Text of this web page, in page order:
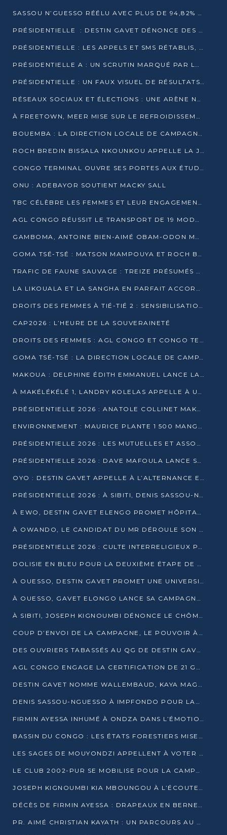
SASSOU N’GUESSO RÉÉLU AVEC PLUS DE 94,82% DES VOIX
PRÉSIDENTIELLE : DESTIN GAVET DÉNONCE DES IRRÉGULARITÉS ET REVENDIQUE LA VICTOIRE
PRÉSIDENTIELLE : LES APPELS ET SMS RÉTABLIS, INTERNET RESTE BLOQUÉ
PRÉSIDENTIELLE A : UN SCRUTIN MARQUÉ PAR LA COUPURE D’INTERNET ET UNE AFFLUENCE TIMIDE À BRAZZAVILLE
PRÉSIDENTIELLE : UN FAUX VISUEL DE RÉSULTATS CIRCULE
RÉSEAUX SOCIAUX ET ÉLECTIONS : UNE ARÈNE NUMÉRIQUE EN PLEINE MUTATION AU CONGO
À FREETOWN, MEER MISE SUR LE REFROIDISSEMENT PASSIF FACE À LA CHALEUR EXTRÊME
BOUEMBA : LA DIRECTION LOCALE DE CAMPAGNE DE DENIS SASSOU N’GUESSO MULTIPLIE LES ACTIVITÉS DE MOBILISATION
ROCH BREDIN BISSALA NKOUNKOU APPELLE LA JEUNESSE DE GOMA TSÉ-TSÉ À UN VOTE MASSIF POUR DENIS SASSOU NGUESSO
CONGO TERMINAL OUVRE SES PORTES AUX ÉTUDIANTS EN TRANSPORT ET LOGISTIQUE
ONU : ADEBAYOR SOUTIENT MACKY SALL
TBC CÉLÈBRE LES FEMMES ET LEUR ENGAGEMENT À L’OCCASION DU 8 MARS
AGL CONGO RÉUSSIT LE TRANSPORT DE 19 MODULES HORS GABARIT ENTRE POINTE-NOIRE ET BRAZZAVILLE
GAMBOMA, ANTOINE BIEN-AIMÉ OBAM-ODON MOBILISE LES 32 148 ÉLECTEURS EN FAVEUR DE DENIS SASSOU NGUESSO
GOMA TSÉ-TSÉ : MATSON MAMPOUYA ET ROCH BREDIN BISSALA NKOUNKOU EN CAMPAGNE DE PROXIMITÉ
TRAFIC DE FAUNE SAUVAGE : TREIZE PRÉSUMÉS TRAFIQUANTS INTERPELLÉS AU CONGO EN 2025
LA LIKOUALA ET LA SANGHA EN PARFAIT ACCORD AVEC LE PROJET DE SOCIÉTÉ DU CANDIDAT DENIS SASSOU-N’GUESSO
DROITS DES FEMMES À TIÉ-TIÉ 2 : SENSIBILISATION ET PÉDAGOGIE SUR LE DROIT DE VOTE
CAP2026 : L’HEURE DE LA SOUVERAINETÉ
DROITS DES FEMMES : AGL CONGO ET CONGO TERMINAL METTENT EN AVANT LE LEADERSHIP FÉMININ
GOMA TSÉ-TSÉ : LA DIRECTION LOCALE DE CAMPAGNE INTENSIFIE LA SENSIBILISATION DANS LES VILLAGES
MAKOUA : DELPHINE ÉDITH EMMANUEL LANCE LA CAMPAGNE POUR DENIS SASSOU-N’GUESSO
À MAKÉLÉKÉLÉ 1, LANDRY KOLELAS APPELLE À UNE MOBILISATION MASSIVE EN FAVEUR DE DENIS SASSOU-N’GUESSO
PRÉSIDENTIELLE 2026 : ANATOLE COLLINET MAKOSSO DÉFEND LE PROJET DE SOCIÉTÉ DE DENIS SASSOU NGUESSO
ENVIRONNEMENT : MAURICE PLANTE 1 500 MANGROVES POUR HONORER WANGARI MAATHAI
PRÉSIDENTIELLE 2026 : LES MUTUELLES ET ASSOCIATIONS S’IMPLIQUENT DANS LA CAMPAGNE ÉLECTORALE À TIÉ-TIÉ 2 (POINTE-NOIRE)
PRÉSIDENTIELLE 2026 : DAVE MAFOULA LANCE SA « VAGUE DU NOUVEAU DÉPART » À IMPFONDO
OYO : DESTIN GAVET APPELLE À L’ALTERNANCE ET À LA RESPONSABILITÉ DE LA JEUNESSE
PRÉSIDENTIELLE 2026 : À SIBITI, DENIS SASSOU-N’GUESSO PARIE SUR LES RESSOURCES DE LA LEKOUMOU
À EWO, DESTIN GAVET ELENGO PROMET HÔPITAL, CHEMIN DE FER ET AUDIT DES FINANCES PUBLIQUES
À OWANDO, LE CANDIDAT DU MR DÉROULE SON PROGRAMME DE “CHANGEMENT”
PRÉSIDENTIELLE 2026 : CULTE INTERRELIGIEUX POUR LA PAIX À OUENZÉ
DOLISIE EN BLEU POUR LA DEUXIÈME ÉTAPE DE CAMPAGNE DE DSN
À OUESSO, DESTIN GAVET PROMET UNE UNIVERSITÉ POUR LA SANGHA
À OUESSO, GAVET ELONGO LANCE SA CAMPAGNE SOUS LE SIGNE DU RENOUVEAU
À SIBITI, JOSEPH KIGNOUMBI DÉNONCE LE CHÔMAGE ET LES DÉFAILLANCES DE L’ÉTAT
COUP D’ENVOI DE LA CAMPAGNE, LE POUVOIR À POINTE-NOIRE, L’OPPOSITION À OUESSO ET SIBITI
DES OUVRIERS TABASSÉS AU QG DE DESTIN GAVET À 24 HEURES DE L’OUVERTURE DE LA CAMPAGNE
AGL CONGO ENGAGE LA CERTIFICATION DE 21 GRUTIERS AUX NORMES INTERNATIONALES
DESTIN GAVET NOMME WALLEMBAUD, KAYA MAGANE, BOUDZIKA ET MBOUSSA-ELLAH AUX COMMANDES DE SA CAMPAGNE
DENIS SASSOU-NGUESSO À IMPFONDO POUR LANCER LE CORRIDOR 13
FIRMIN AYESSA INHUMÉ À ONDZA DANS L’ÉMOTION ET LE RECUEILLEMENT
BASSIN DU CONGO : LES ÉTATS FORESTIERS MISENT SUR LES MARCHÉS CARBONE
LES SAGES DE MOUYONDZI APPELLENT À VOTER DENIS SASSOU-NGUESSO
LE CLUB 2002-PUR SE MOBILISE POUR LA CAMPAGNE
JOSEPH KIGNOUMBI KIA MBOUNGOU À L’ÉCOUTE DE TALANGAÏ
DÉCÈS DE FIRMIN AYESSA : DRAPEAUX EN BERNE LUNDI
PR. AIMÉ CHRISTIAN KAYATH : UN PARCOURS AU SERVICE DE LA RECHERCHE ET DE L’INNOVATION